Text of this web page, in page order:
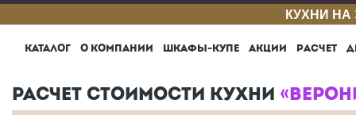
КУХНИ
КАТАЛОГ О КОМПАНИИ ШКАФЫ-КУПЕ АКЦИИ РАСЧЕТ
РАСЧЕТ СТОИМОСТИ КУХНИ